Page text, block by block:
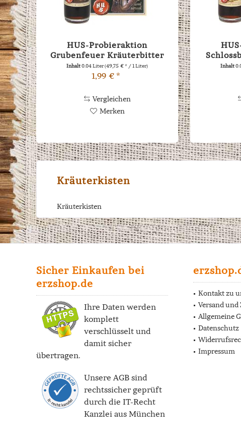
HUS-Probieraktion
Grubenfeuer Kräuterbitter
0,04l
Inhalt0.04 Liter(49,75 € * / 1 Liter)
1,99 € *
Vergleichen
Merken
Inhalt
Kräuterkisten
Kräuterkisten
Sicher Einkaufen bei
erzshop.de
Ihre Daten werden
komplett
verschlüsselt und
damit sicher
übertragen.
Unsere AGB sind
rechtssicher geprüft
durch die IT-Recht
Kanzlei aus München
Kontakt zu
Versand
Allgemeine
Datenschutz
Impressum